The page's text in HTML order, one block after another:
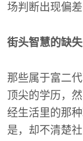
场判断出现偏差
街头智慧的缺失
那些属于富二
顶尖的学历，
经生活里的那
是，却不清楚